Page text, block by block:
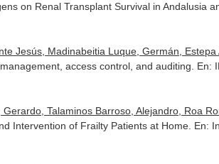
on Renal Transplant Survival in Andalusia
Jesús, Madinabeitia Luque, Germán,
access control, and auditing. En:
Talaminos Barroso, Alejandro, Roa
Intervention of Frailty Patients at Home. En: